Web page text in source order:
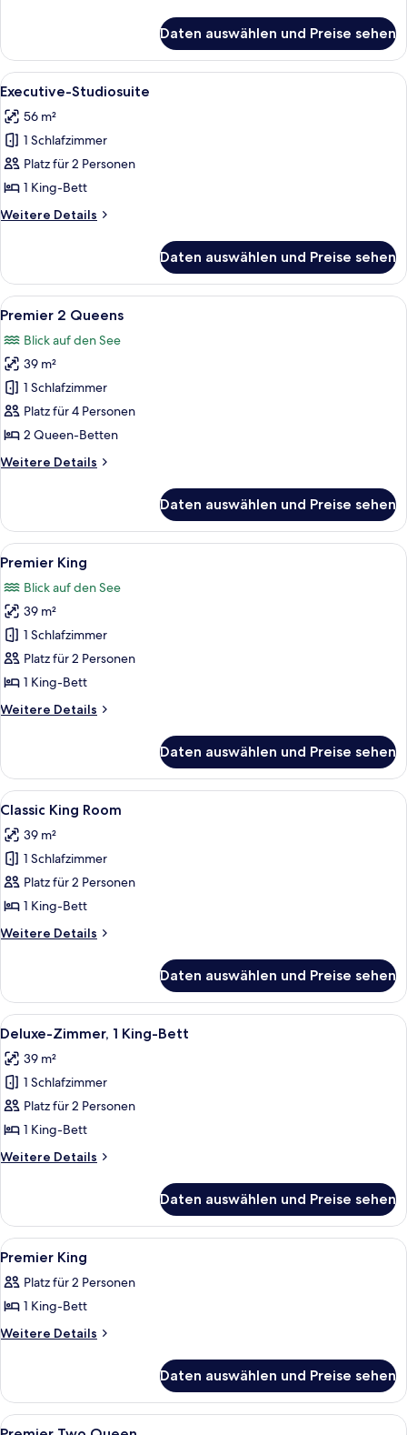
Two
Queens
Daten auswählen und Preise sehen
Alle
Fotos
für
Executive-
Studiosuite
anzeigen
Ein Hotelzimmer mit einem großen
4
Executive-Studiosuite
56 m²
1 Schlafzimmer
Platz für 2 Personen
1 King-Bett
Weitere Details
Weitere
Studiosuite
Daten auswählen und Preise sehen
Alle
Fotos
für
Premier
2
Queens
anzeigen
Ein Hotelzimmer mit zwei Betten,
6
Premier 2 Queens
Blick auf den See
39 m²
1 Schlafzimmer
Platz für 4 Personen
2 Queen-Betten
Weitere Details
Weitere
2
Queens
Daten auswählen und Preise sehen
Alle
Fotos
für
Premier
King
anzeigen
Ein Hotelzimmer mit einem großen
6
Premier King
Blick auf den See
39 m²
1 Schlafzimmer
Platz für 2 Personen
1 King-Bett
Weitere Details
Weitere
King
Daten auswählen und Preise sehen
Alle
Fotos
für
Classic
King
Room
anzeigen
Ein Hotelzimmer mit einem großen
4
Classic King Room
39 m²
1 Schlafzimmer
Platz für 2 Personen
1 King-Bett
Weitere Details
Weitere
King
Room
Daten auswählen und Preise sehen
Alle
Fotos
für
Deluxe-
Zimmer,
1 King-
Bett
anzeigen
Ein Hotelzimmer mit einem großen
4
Deluxe-Zimmer, 1 King-Bett
39 m²
1 Schlafzimmer
Platz für 2 Personen
1 King-Bett
Weitere Details
Weitere
Zimmer,
1 King-
Bett
Daten auswählen und Preise sehen
Alle
Fotos
für
Premier
King
Ein Hotelzimmer mit Bett,
6
Premier King
Platz für 2 Personen
1 King-Bett
Weitere Details
Weitere
King
Daten auswählen und Preise sehen
Alle
Ein Hotelzimmer mit Schreibtisch,
6